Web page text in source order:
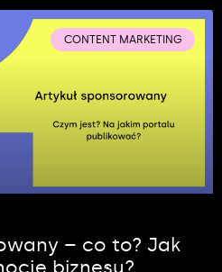
CONTENT MARKETING
– co to? Jak